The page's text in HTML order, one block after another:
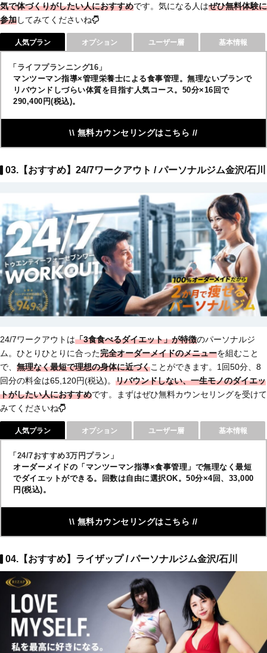
気で体づくりがしたい人におすすめです。気になる人はぜひ無料体験に
参加してみてくださいね
人気プラン オプション ユーザー層 基本情報
「ライフプランニング16」
マンツーマン指導×管理栄養士による食事管理。無理ないプランで
リバウンドしづらい体質を目指す人気コース。50分×16回で
290,400円(税込)。
\\ 無料カウンセリングはこちら //
03.【おすすめ】24/7ワークアウト / パーソナルジム金沢/石川
24/7ワークアウトは「3食食べるダイエット」が特徴のパーソナルジ
ム。ひとりひとりに合った完全オーダーメイドのメニューを組むこと
で、 無理なく最短で理想の身体に近づくことができます。1回50分、8
回分の料金は65,120円(税込)。 リバウンドしない、一生モノのダイエッ
トがしたい人におすすめです。まずはぜひ無料カウンセリングを受けて
みてくださいね
人気プラン オプション ユーザー層 基本情報
「24/7おすすめ3万円プラン」
オーダーメイドの「マンツーマン指導×食事管理」で無理なく最短
でダイエットができる。回数は自由に選択OK。50分×4回、33,000
円(税込)。
\\ 無料カウンセリングはこちら //
04.【おすすめ】ライザップ / パーソナルジム金沢/石川